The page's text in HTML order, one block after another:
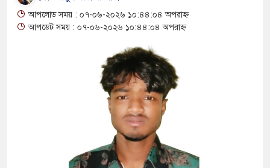
হারিয়ে আটাবোঝাই ট্রাক বসতঘরের ওপর,
অটোরিকশার মুখোমুখি সংঘর্ষে নিহত ১, আহত
সরে সংসার, মাতৃত্বকে প্রাধান্য দিয়েছেন, কী
ফিরেছিলেন কাজল?
আপলোড সময় : ০৭-০৬-২০২৬ ১০:৪৪:০৪ অপরাহ্ন
আপডেট সময় : ০৭-০৬-২০২৬ ১০:৪৪:০৪ অপরাহ্ন